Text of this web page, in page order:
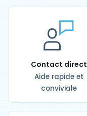
Contact direct
Aide rapide et
conviviale